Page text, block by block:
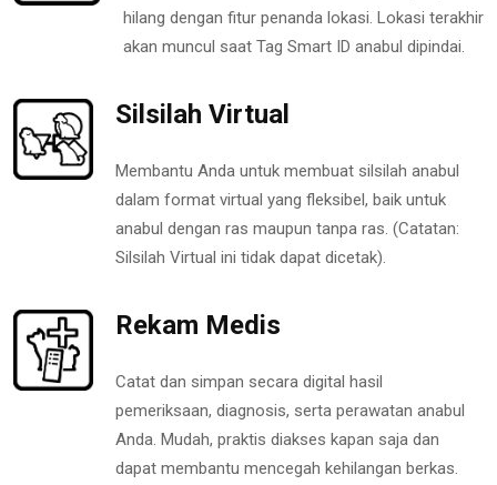
hilang dengan fitur penanda lokasi. Lokasi terakhir
akan muncul saat Tag Smart ID anabul dipindai.
Silsilah Virtual
Membantu Anda untuk membuat silsilah anabul
dalam format virtual yang fleksibel, baik untuk
anabul dengan ras maupun tanpa ras. (Catatan:
Silsilah Virtual ini tidak dapat dicetak).
Rekam Medis
Catat dan simpan secara digital hasil
pemeriksaan, diagnosis, serta perawatan anabul
Anda. Mudah, praktis diakses kapan saja dan
dapat membantu mencegah kehilangan berkas.